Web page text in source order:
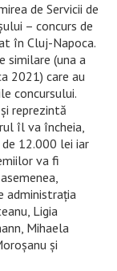
de Servicii de
– concurs de
în Cluj-Napoca.
similare (una a
2021) care au
concursului.
reprezintă
îl va încheia,
12.000 lei iar
va fi
administrația
Ligia
Mihaela
și